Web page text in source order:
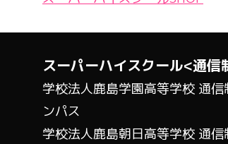
スーパーハイスクール<通信
学校法人鹿島学園高等学校 通信
ンパス
学校法人鹿島朝日高等学校 通信